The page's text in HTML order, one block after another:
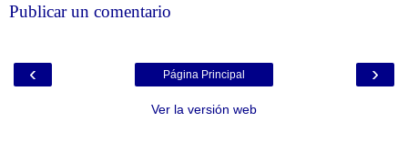
Publicar un comentario
‹ ›
Página Principal
Ver la versión web